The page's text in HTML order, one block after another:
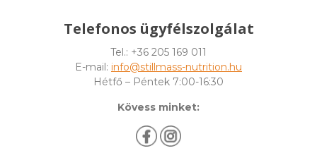
Telefonos ügyfélszolgálat
Tel.: +36 205 169 011
E-mail: info@stillmass-nutrition.hu
Hétfő – Péntek 7:00-16:30
Kövess minket: